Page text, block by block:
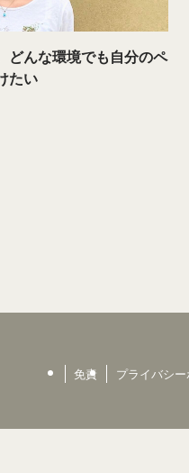
どんな環境でも自分のペ
たい
免責 プライバシ